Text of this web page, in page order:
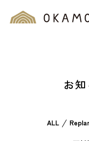
お
ALL